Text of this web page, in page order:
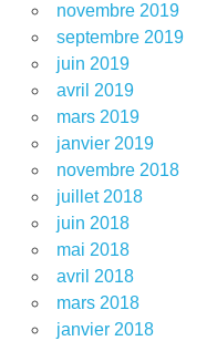
novembre 2019
septembre 2019
juin 2019
avril 2019
mars 2019
janvier 2019
novembre 2018
juillet 2018
juin 2018
mai 2018
avril 2018
mars 2018
janvier 2018